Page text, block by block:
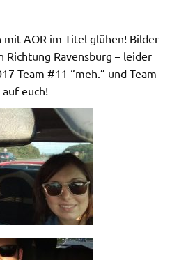
mit AOR im Titel glühen! Bilder
Richtung Ravensburg – leider
Team #11 “meh.” und Team
euch!